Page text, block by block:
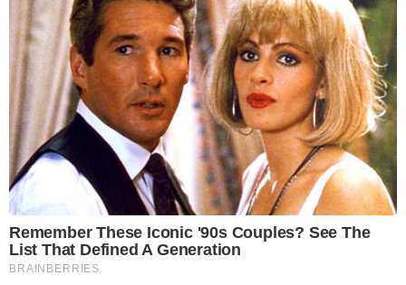
Remember These Iconic '90s Couples? See The
List That Defined A Generation
BRAINBERRIES